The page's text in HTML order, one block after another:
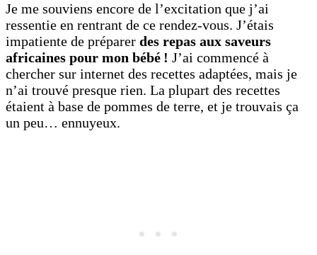
Je me souviens encore de l’excitation que j’ai
ressentie en rentrant de ce rendez-vous. J’étais
impatiente de préparer des repas aux saveurs
africaines pour mon bébé ! J’ai commencé à
chercher sur internet des recettes adaptées, mais je
n’ai trouvé presque rien. La plupart des recettes
étaient à base de pommes de terre, et je trouvais ça
un peu… ennuyeux.